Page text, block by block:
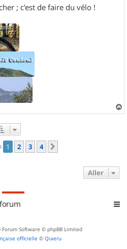
; c'est de faire du vélo !
a
1 2 3 4
Aller
Forum Software © phpBB Limited
officielle © Qiaeru